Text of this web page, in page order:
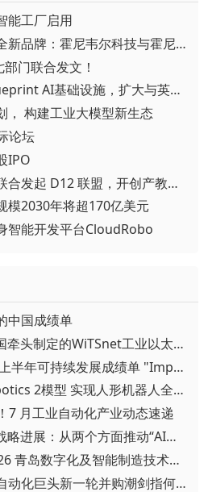
能工厂启用
▪ 霍尼韦尔发布分拆后全新品牌：霍尼韦尔科技与霍尼韦尔航空航天
门联合发文！
▪ ABB通过集成DSX Blueprint AI基础设施，扩大与英伟达的合作
， 构建工业大模型新生态
论坛
IPO
▪ 重磅官宣！汇川技术联合发起 D12 联盟，开创产教融合新范式
模2030年将超170亿美元
智能开发平台CloudRobo
中国成绩单
▪ 性能提升5至10倍 我国牵头制定的WiTSnet工业以太网国际标准正式发布
▪ 施耐德电气发布2026上半年可持续发展成绩单 "Impact 2030"路线图开局稳健
▪ 谷歌发布Gemini Robotics 2模型 实现人形机器人全身智能控制突破
7 月工业自动化产业动态速递
▪ 汇川技术首次披露AI战略进展：从两个方面推动“AI业务化”落地
▪ 聚焦智造新机遇！2026 青岛数字化及智能制造技术论坛圆满落幕
▪ 相继宣布重磅收购，自动化巨头新一轮并购潮剑指何方？